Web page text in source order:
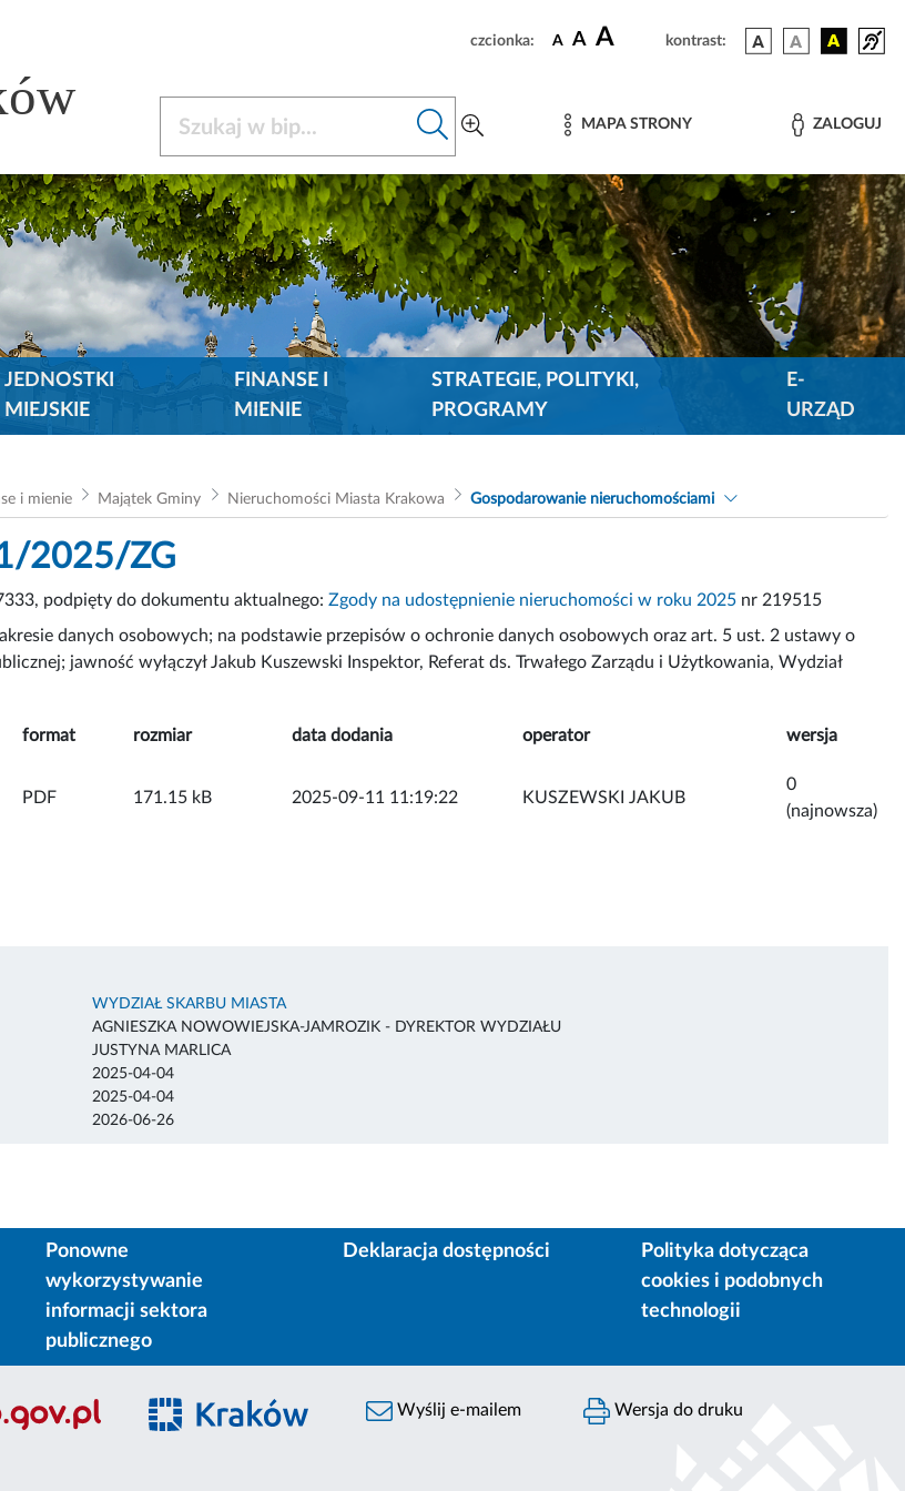
czcionka: A A A kontrast:
MAPA STRONY ZALOGUJ
JEDNOSTKI
MIEJSKIE
FINANSE I
MIENIE
STRATEGIE, POLITYKI,
PROGRAMY
E-
URZĄD
i mienie Majątek Gminy Nieruchomości Miasta Krakowa Gospodarowanie nieruchomościami
2025/ZG
podpięty do dokumentu aktualnego: Zgody na udostępnienie nieruchomości w roku 2025 nr 219515
danych osobowych; na podstawie przepisów o ochronie danych osobowych oraz art. 5 ust. 2 ustawy o
jawność wyłączył Jakub Kuszewski Inspektor, Referat ds. Trwałego Zarządu i Użytkowania, Wydział
format rozmiar data dodania operator wersja
PDF 171.15 kB 2025-09-11 11:19:22 KUSZEWSKI JAKUB
0
(najnowsza)
WYDZIAŁ SKARBU MIASTA
AGNIESZKA NOWOWIEJSKA-JAMROZIK - DYREKTOR WYDZIAŁU
JUSTYNA MARLICA
2025-04-04
2025-04-04
2026-06-26
Ponowne
wykorzystywanie
informacji sektora
publicznego
Deklaracja dostępności
Polityka dotycząca
cookies i podobnych
technologii
Wyślij e-mailem Wersja do druku